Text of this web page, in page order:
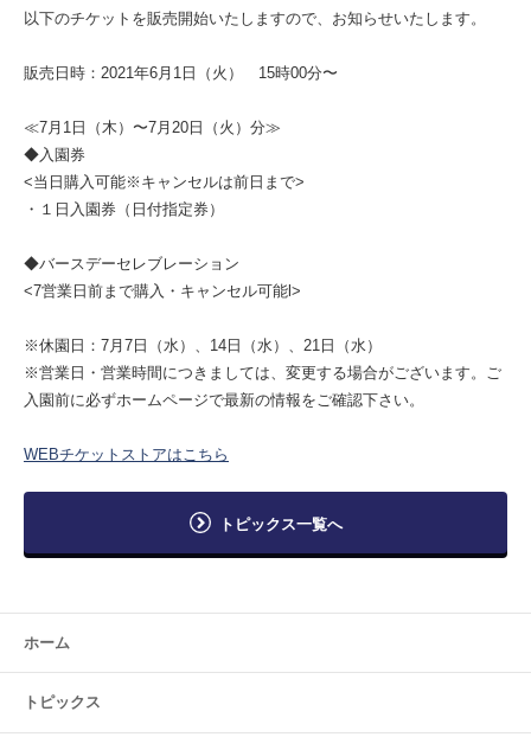
以下のチケットを販売開始いたしますので、お知らせいたします。
販売日時：2021年6月1日（火） 15時00分〜
≪7月1日（木）〜7月20日（火）分≫
◆入園券
<当日購入可能※キャンセルは前日まで>
・１日入園券（日付指定券）
◆バースデーセレブレーション
<7営業日前まで購入・キャンセル可能l>
※休園日：7月7日（水）、14日（水）、21日（水）
※営業日・営業時間につきましては、変更する場合がございます。ご
入園前に必ずホームページで最新の情報をご確認下さい。
WEBチケットストアはこちら
トピックス一覧へ
ホーム
トピックス